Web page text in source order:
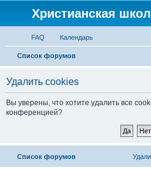
Христианская
FAQ Календарь
Список форумов
Удалить cookies
Вы уверены, что хотите удалить все
конференцией?
Список форумов